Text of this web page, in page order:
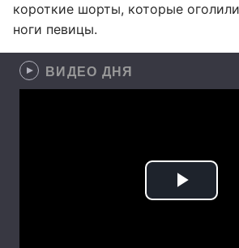
короткие шорты, которые
ноги певицы.
ВИДЕО ДНЯ